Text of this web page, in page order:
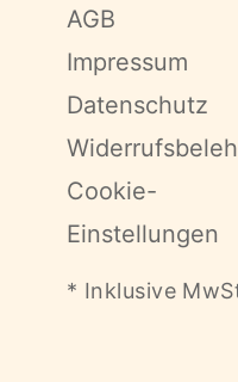
AGB
Impressum
Datenschutz
Cookie-
Einstellungen
* Inklusive